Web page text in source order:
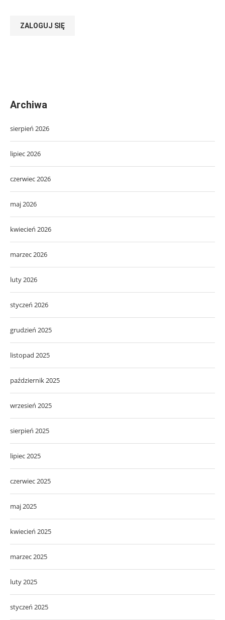
ZALOGUJ SIĘ
Archiwa
sierpień 2026
lipiec 2026
czerwiec 2026
maj 2026
kwiecień 2026
marzec 2026
luty 2026
styczeń 2026
grudzień 2025
listopad 2025
październik 2025
wrzesień 2025
sierpień 2025
lipiec 2025
czerwiec 2025
maj 2025
kwiecień 2025
marzec 2025
luty 2025
styczeń 2025